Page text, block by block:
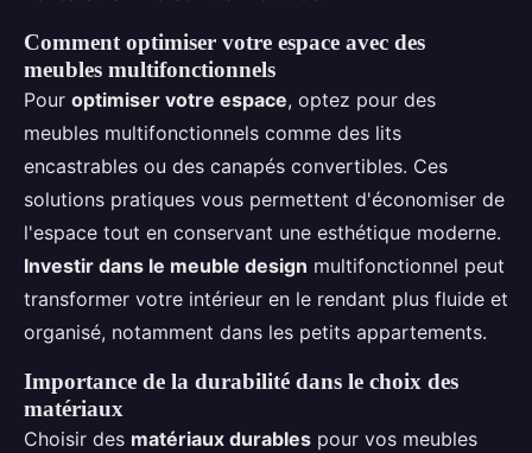
Comment optimiser votre espace avec des
meubles multifonctionnels
Pour optimiser votre espace, optez pour des
meubles multifonctionnels comme des lits
encastrables ou des canapés convertibles. Ces
solutions pratiques vous permettent d'économiser de
l'espace tout en conservant une esthétique moderne.
Investir dans le meuble design multifonctionnel peut
transformer votre intérieur en le rendant plus fluide et
organisé, notamment dans les petits appartements.
Importance de la durabilité dans le choix des
matériaux
Choisir des matériaux durables pour vos meubles